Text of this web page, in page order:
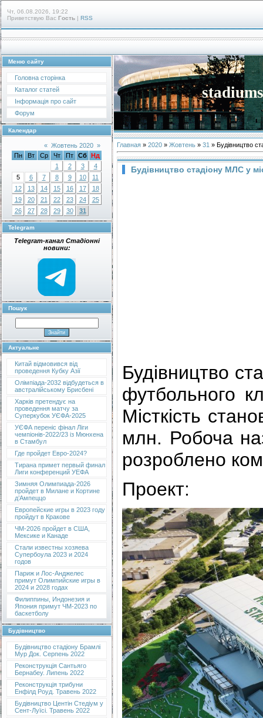
Чт, 06.08.2026, 19:22
Приветствую Вас Гость | RSS
Меню сайту
Головна сторінка
Каталог статей
Інформація про сайт
Форум
Календар
« Жовтень 2020 »
Пн
Вт Ср Чт Пт Сб Нд
1
2 3
4
5
6 7 8 9 10
11
12
13 14 15 16 17
18
19
20 21 22 23 24
25
26
27 28 29 30 31
Telegram
Telegram-канал Стадіонні
новини:
Пошук
Актуальне
Китай відмовився від
проведення Кубку Азії
Олімпіада-2032 відбудеться в
австралійському Брисбені
Харків претендує на
проведення матчу за
Суперкубок УЄФА-2025
УЄФА переніс фінал Ліги
чемпіонів-2022/23 із Мюнхена
в Стамбул
Где пройдет Евро-2024?
Тирана примет первый финал
Лиги конференций УЕФА
Зимняя Олимпиада-2026
пройдет в Милане и Кортине
д’Ампеццо
Европейские игры в 2023 году
пройдут в Кракове
ЧМ-2026 пройдет в США,
Мексике и Канаде
Стали известны хозяева
Супербоула 2023 и 2024
годов
Париж и Лос-Анджелес
примут Олимпийские игры в
2024 и 2028 годах
Филиппины, Индонезия и
Япония примут ЧМ-2023 по
баскетболу
Будівництво
Будівництво стадіону Брамлі
Мур Док. Серпень 2022
Реконструкція Сантьяго
Бернабеу. Липень 2022
Реконструкція трибуни
Енфілд Роуд. Травень 2022
Будівництво Центін Стедіум у
Сент-Луїсі. Травень 2022
Главная » 2020 » Жовтень » 31 » Будівництво
Будівництво стадіону МЛС у
Будівництво
футбольного
Місткість
млн. Робоча
розроблено
Проект: